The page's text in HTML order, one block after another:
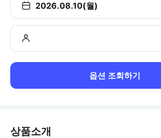
2026.08.10(월)
옵션 조회하기
상품소개